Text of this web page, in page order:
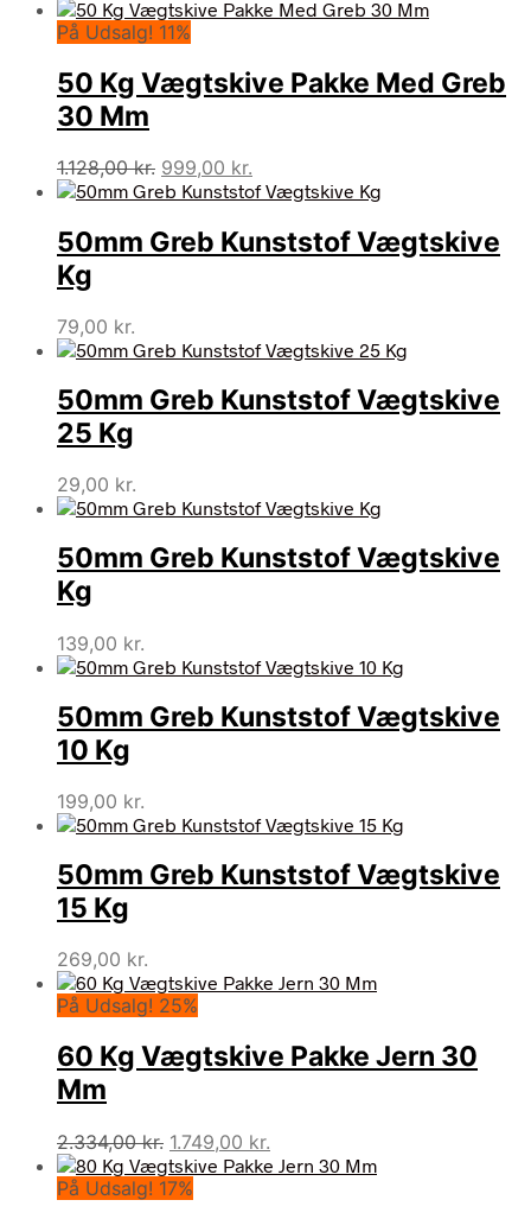
På Udsalg! 11%
50 Kg Vægtskive Pakke Med Greb
30 Mm
1.128,00kr. Den
oprindelige
var:
1.128,00 kr..
999,00 kr.
aktuelle
er:
999,00 kr..
50mm Greb Kunststof Vægtskive
Kg
79,00 kr.
50mm Greb Kunststof Vægtskive
25 Kg
29,00 kr.
50mm Greb Kunststof Vægtskive
Kg
139,00 kr.
50mm Greb Kunststof Vægtskive
10 Kg
199,00 kr.
50mm Greb Kunststof Vægtskive
15 Kg
269,00 kr.
På Udsalg! 25%
60 Kg Vægtskive Pakke Jern 30
Mm
2.334,00kr. Den
oprindelige
pris
1.749,00 kr.
aktuelle
På Udsalg! 17%